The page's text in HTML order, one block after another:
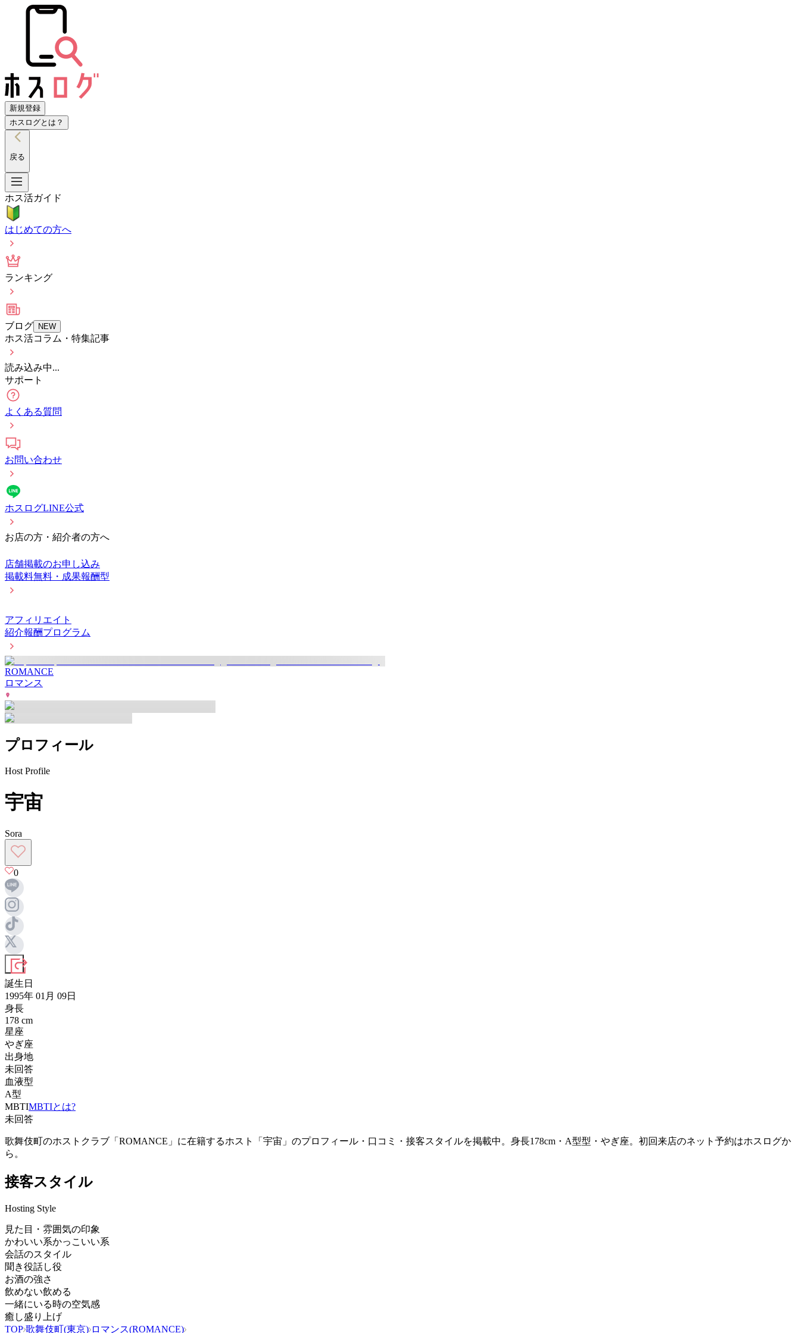
新規登録
ホスログとは？
戻る
ホス活ガイド
はじめての方へ
ランキング
ブログ NEW
ホス活コラム・特集記事
読み込み中...
サポート
よくある質問
お問い合わせ
ホスログLINE公式
お店の方・紹介者の方へ
店舗掲載のお申し込み
掲載料無料・成果報酬型
アフィリエイト
紹介報酬プログラム
ROMANCE
ロマンス
プロフィール
Host Profile
宇宙
Sora
0
誕生日
1995年 01月 09日
身長
178 cm
星座
やぎ座
出身地
未回答
血液型
A型
MBTIMBTIとは?
未回答
歌舞伎町のホストクラブ「ROMANCE」に在籍するホスト「宇宙」のプロフィール・口コミ・接客スタイルを掲載中。身長178cm・A型型・やぎ座。初回来店のネット予約はホスログか
ら。
接客スタイル
Hosting Style
見た目・雰囲気の印象
かわいい系かっこいい系
会話のスタイル
聞き役話し役
お酒の強さ
飲めない飲める
一緒にいる時の空気感
癒し盛り上げ
TOP 歌舞伎町(東京) ロマンス(ROMANCE)